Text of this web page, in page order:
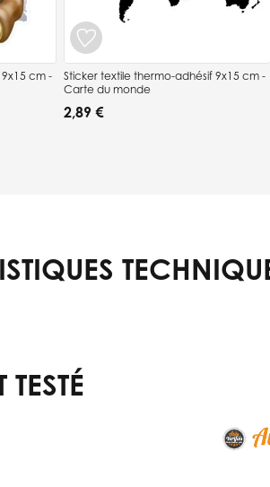
Sticker textile thermo-adhésif 9x15 cm -
Carte du monde
2,89 €
TESTÉ